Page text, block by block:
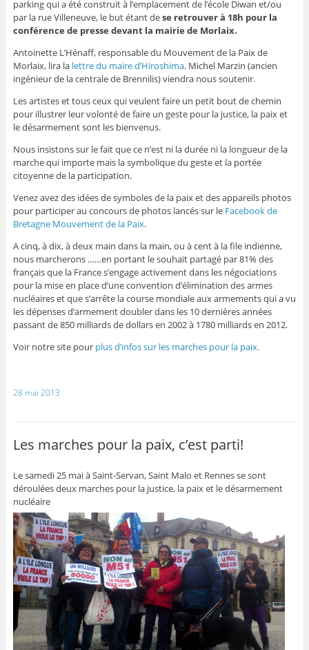
parking qui a été construit à l’emplacement de l’école Diwan et/ou
par la rue Villeneuve, le but étant dese retrouver à 18h pour la
conférence de presse devant la mairie de Morlaix.
Antoinette L’Hénaff, responsable du Mouvement de la Paix de
Morlaix, lira la lettre du maire d’Hiroshima. Michel Marzin (ancien
ingénieur de la centrale de Brennilis) viendra nous soutenir.
Les artistes et tous ceux qui veulent faire un petit bout de chemin
pour illustrer leur volonté de faire un geste pour la justice, la paix et
le désarmement sont les bienvenus.
Nous insistons sur le fait que ce n’est ni la durée ni la longueur de la
marche qui importe mais la symbolique du geste et la portée
citoyenne de la participation.
Venez avez des idées de symboles de la paix et des appareils photos
pour participer au concours de photos lancés sur le Facebook de
Bretagne Mouvement de la Paix.
A cinq, à dix, à deux main dans la main, ou à cent à la file indienne,
nous marcherons ……en portant le souhait partagé par 81% des
français que la France s’engage activement dans les négociations
pour la mise en place d’une convention d’élimination des armes
nucléaires et que s’arrête la course mondiale aux armements qui a vu
les dépenses d’armement doubler dans les 10 dernières années
passant de 850 milliards de dollars en 2002 à 1780 milliards en 2012.
Voir notre site pour plus d’infos sur les marches pour la paix.
28 mai 2013
Les marches pour la paix, c’est parti!
Le samedi 25 mai à Saint-Servan, Saint Malo et Rennes se sont
déroulées deux marches pour la justice, la paix et le désarmement
nucléaire